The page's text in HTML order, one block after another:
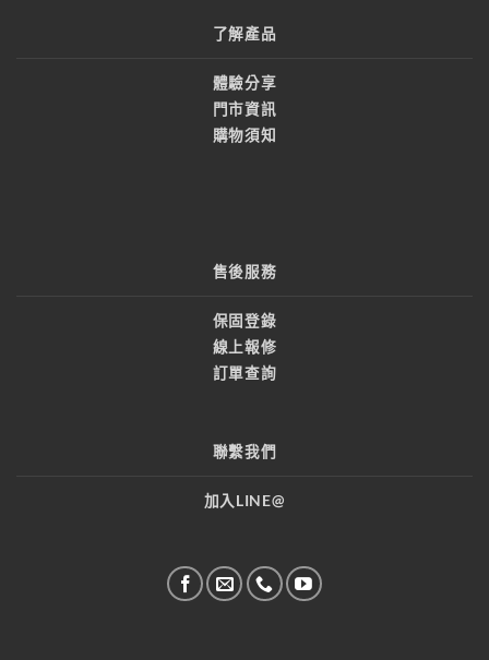
了解產品
體驗分享
門市資訊
購物須知
售後服務
保固登錄
線上報修
訂單查詢
聯繫我們
加入LINE@